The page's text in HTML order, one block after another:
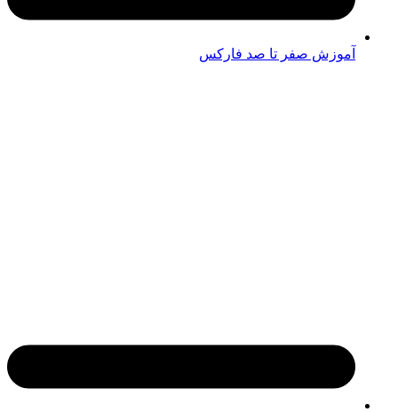
آموزش صفر تا صد فارکس